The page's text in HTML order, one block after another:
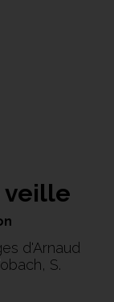
veille
d'Arnaud
S.